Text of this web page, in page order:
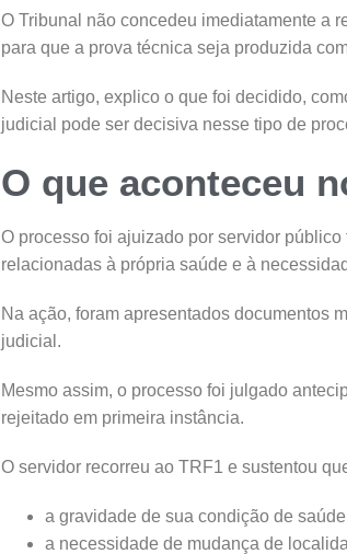
O Tribunal não concedeu imediatamente a
para que a prova técnica seja produzida
Neste artigo, explico o que foi decidido,
judicial pode ser decisiva nesse tipo de
O que aconteceu
O processo foi ajuizado por servidor
relacionadas à própria saúde e à
Na ação, foram apresentados documentos
judicial.
Mesmo assim, o processo foi julgado
rejeitado em primeira instância.
O servidor recorreu ao TRF1 e sustentou
a gravidade de sua condição de
a necessidade de mudança de